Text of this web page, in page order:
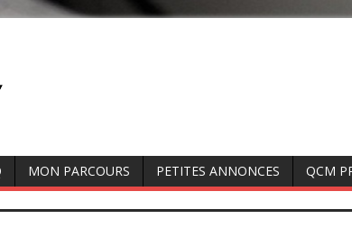
MON PARCOURS PETITES ANNONCES QCM